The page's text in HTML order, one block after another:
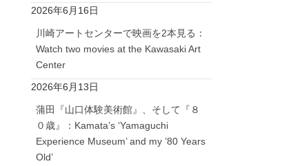
2026年6月16日
川崎アートセンターで映画を2本見る：
Watch two movies at the Kawasaki Art
Center
2026年6月13日
蒲田『山口体験美術館』、そして『８
０歳』：Kamata’s ‘Yamaguchi
Experience Museum’ and my ’80 Years
Old’